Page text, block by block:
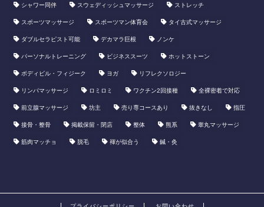
シャワー同伴 スウェディッシュマッサージ ストレッチ
スポーツマッサージ スポーツマン体育会 タイ古式マッサージ
ダブルセラピスト可能 デカマラ巨根 ノンケ
パーソナルトレーニング ビジネススーツ ホットストーン
ボディビル・フィジーク ヨガ リフレクソロジー
リンパマッサージ ロミロミ ワクチン2回接種 全裸密着で対応
前立腺マッサージ 坊主 売り専コースあり 抜きなし 指圧
接骨・整骨 掲載保留・閉店 整体 熊系 睾丸マッサージ
筋肉マッチョ 脱毛 褌が似合う 鍼・灸